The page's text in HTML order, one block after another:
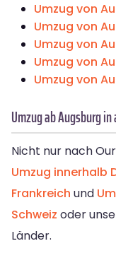
Umzug von
Umzug von
Umzug von
Umzug von
Umzug von
Umzug ab Augsburg
Nicht nur nach
Umzug innerhalb
Frankreich und
Schweiz oder
Länder.